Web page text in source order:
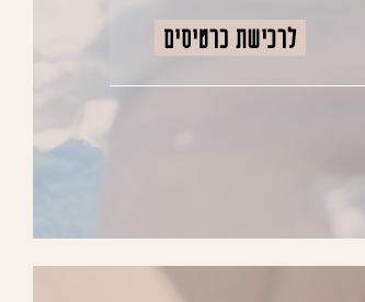
20D-08H-13M:01S